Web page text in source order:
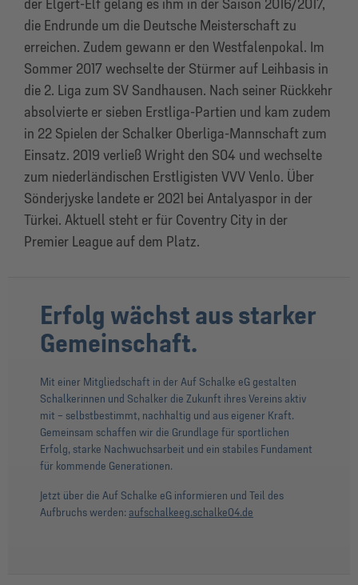
der Elgert-Elf gelang es ihm in der Saison 2016/2017,
die Endrunde um die Deutsche Meisterschaft zu
erreichen. Zudem gewann er den Westfalenpokal. Im
Sommer 2017 wechselte der Stürmer auf Leihbasis in
die 2. Liga zum SV Sandhausen. Nach seiner Rückkehr
absolvierte er sieben Erstliga-Partien und kam zudem
in 22 Spielen der Schalker Oberliga-Mannschaft zum
Einsatz. 2019 verließ Wright den S04 und wechselte
zum niederländischen Erstligisten VVV Venlo. Über
Sönderjyske landete er 2021 bei Antalyaspor in der
Türkei. Aktuell steht er für Coventry City in der
Premier League auf dem Platz.
Erfolg wächst aus starker
Gemeinschaft.
Mit einer Mitgliedschaft in der Auf Schalke eG gestalten
Schalkerinnen und Schalker die Zukunft ihres Vereins aktiv
mit – selbstbestimmt, nachhaltig und aus eigener Kraft.
Gemeinsam schaffen wir die Grundlage für sportlichen
Erfolg, starke Nachwuchsarbeit und ein stabiles Fundament
für kommende Generationen.
Jetzt über die Auf Schalke eG informieren und Teil des
Aufbruchs werden: aufschalkeeg.schalke04.de